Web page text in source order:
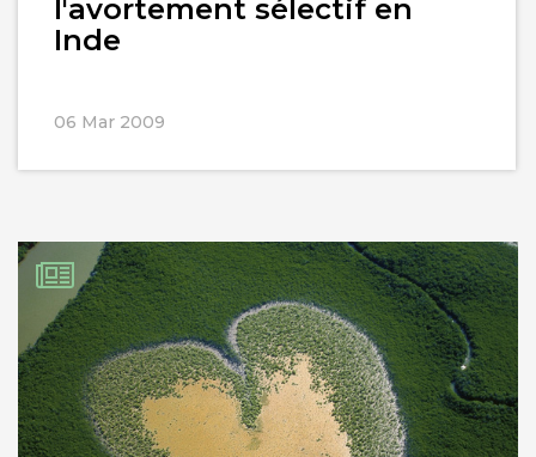
l'avortement sélectif en
Inde
06 Mar 2009